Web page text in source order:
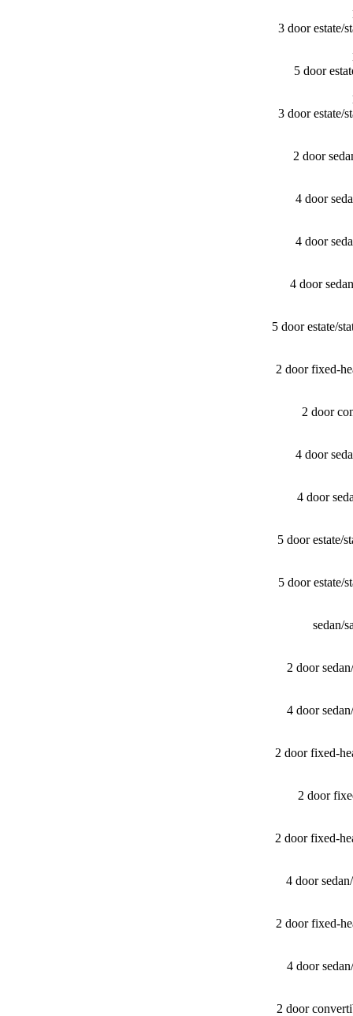
3 door estate/​
5 door
3 door estate/​
2 door
4 door
4 door
4 door
5 door estate/​
2 door fixed-
2 door
4 door
4 door
5 door estate/​
5 door estate/​
sedan/​
2 door
4 door
2 door fixed-
2 door
2 door fixed-
4 door
2 door fixed-
4 door
2 door